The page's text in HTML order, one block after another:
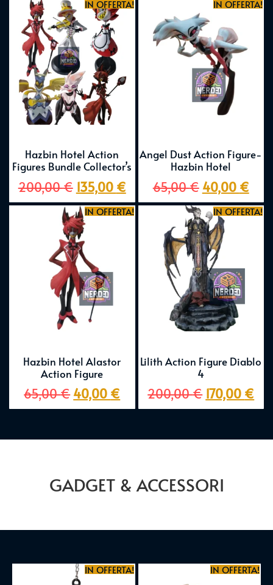
IN OFFERTA!
Hazbin Hotel Action
Figures Bundle Collector’s
200,00€ 135,00 €
IN OFFERTA!
Angel Dust Action Figure-
Hazbin Hotel
65,00€ 40,00 €
IN OFFERTA!
Hazbin Hotel Alastor
Action Figure
65,00€ 40,00 €
IN OFFERTA!
Lilith Action Figure Diablo
4
200,00€ 170,00 €
GADGET & ACCESSORI
IN OFFERTA! IN OFFERTA!